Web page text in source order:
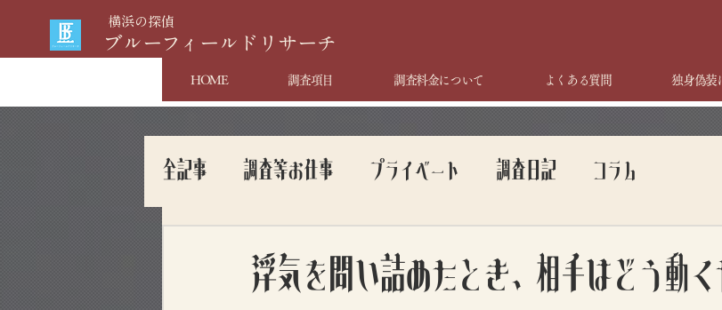
​横浜の探偵
​ブルーフィールドリサーチ
HOME 調査項目 調査料金について よくある質問 独身偽装
全記事 調査等お仕事 プライベート 調査日記 コラム
浮気を問い詰めたとき、相手はどう動